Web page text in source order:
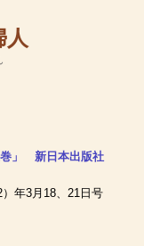
人
」 新日本出版社
）年3月18、21日号